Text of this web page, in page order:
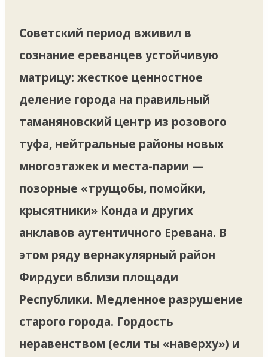
Советский период вживил в
сознание ереванцев устойчивую
матрицу: жесткое ценностное
деление города на правильный
таманяновский центр из розового
туфа, нейтральные районы новых
многоэтажек и места-парии —
позорные «трущобы, помойки,
крысятники» Конда и других
анклавов аутентичного Еревана. В
этом ряду вернакулярный район
Фирдуси вблизи площади
Республики. Медленное разрушение
старого города. Гордость
неравенством (если ты «наверху») и